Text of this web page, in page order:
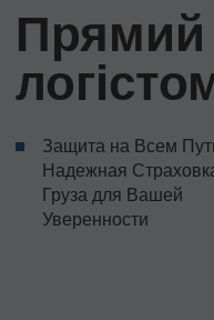
Прямий
Защита на Всем
Надежная
Груза для Вашей
Уверенности